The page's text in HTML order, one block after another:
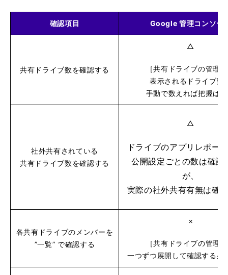
確認項目 Google 管理コンソー
共有ドライブ数を確認する
△
［共有ドライブの管理
表示されるドライブ数
手動で数えれば把握は
社外共有されている
共有ドライブ数を確認する
△
ドライブのアプリレポー
公開設定ごとの数は確認
が、
実際の社外共有有無は確
各共有ドライブのメンバーを
”一覧” で確認する
×
［共有ドライブの管理
一つずつ展開して確認する必